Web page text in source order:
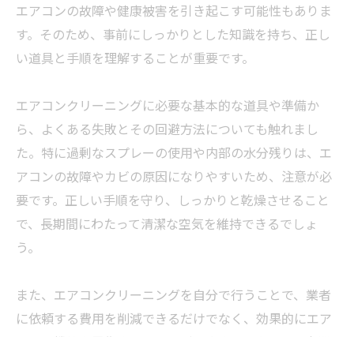
エアコンの故障や健康被害を引き起こす可能性もありま
す。そのため、事前にしっかりとした知識を持ち、正し
い道具と手順を理解することが重要です。
エアコンクリーニングに必要な基本的な道具や準備か
ら、よくある失敗とその回避方法についても触れまし
た。特に過剰なスプレーの使用や内部の水分残りは、エ
アコンの故障やカビの原因になりやすいため、注意が必
要です。正しい手順を守り、しっかりと乾燥させること
で、長期間にわたって清潔な空気を維持できるでしょ
う。
また、エアコンクリーニングを自分で行うことで、業者
に依頼する費用を削減できるだけでなく、効果的にエア